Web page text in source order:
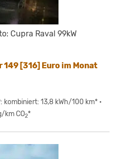
Cupra Raval 99kW
149 [316] Euro im Monat
kombiniert: 13,8 kWh/100 km* •
km CO2*